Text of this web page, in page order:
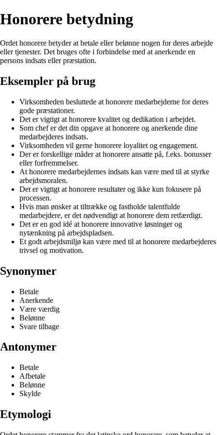
Honorere betydning
Ordet honorere betyder at betale eller belønne nogen for deres arbejde
eller tjenester. Det bruges ofte i forbindelse med at anerkende en
persons indsats eller præstation.
Eksempler på brug
Virksomheden besluttede at honorere medarbejderne for deres
gode præstationer.
Det er vigtigt at honorere kvalitet og dedikation i arbejdet.
Som chef er det din opgave at honorere og anerkende dine
medarbejderes indsats.
Virksomheden vil gerne honorere loyalitet og engagement.
Der er forskellige måder at honorere ansatte på, f.eks. bonusser
eller forfremmelser.
At honorere medarbejdernes indsats kan være med til at styrke
arbejdsmoralen.
Det er vigtigt at honorere resultater og ikke kun fokusere på
processen.
Hvis man ønsker at tiltrække og fastholde talentfulde
medarbejdere, er det nødvendigt at honorere dem retfærdigt.
Det er en god idé at honorere innovative løsninger og
nytænkning på arbejdspladsen.
Et godt arbejdsmiljø kan være med til at honorere medarbejderes
trivsel og motivation.
Synonymer
Betale
Anerkende
Være værdig
Belønne
Svare tilbage
Antonymer
Betale
Afbetale
Belønne
Skylde
Etymologi